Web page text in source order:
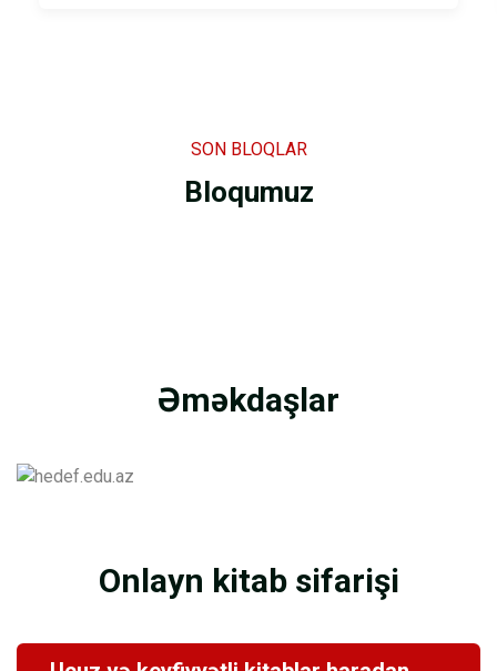
SON BLOQLAR
Bloqumuz
Əməkdaşlar
Onlayn kitab sifarişi